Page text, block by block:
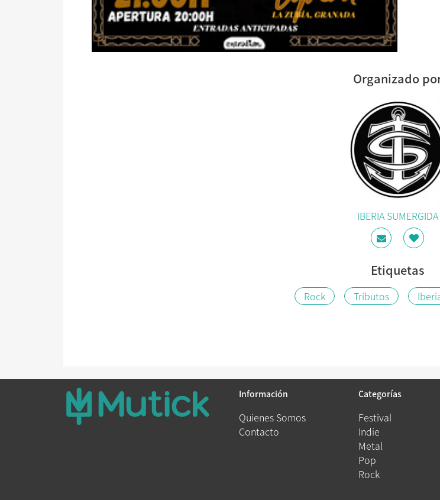
Organizado
IBERIA SUMERGIDA
Etiquetas
Rock Tributos
Información
Quienes Somos
Contacto
Categorías
Festival
Indie
Metal
Pop
Rock